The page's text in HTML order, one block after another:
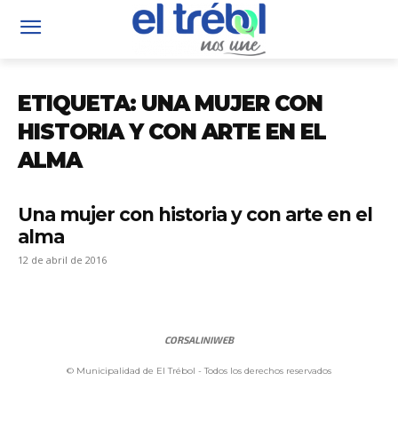
ETIQUETA: UNA MUJER CON
HISTORIA Y CON ARTE EN EL
ALMA
Una mujer con historia y con arte en el
alma
12 de abril de 2016
CORSALINIWEB
© Municipalidad de El Trébol - Todos los derechos reservados